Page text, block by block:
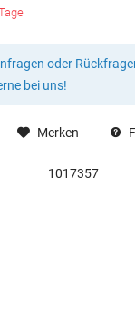
oder
bei uns!
Merken
1017357